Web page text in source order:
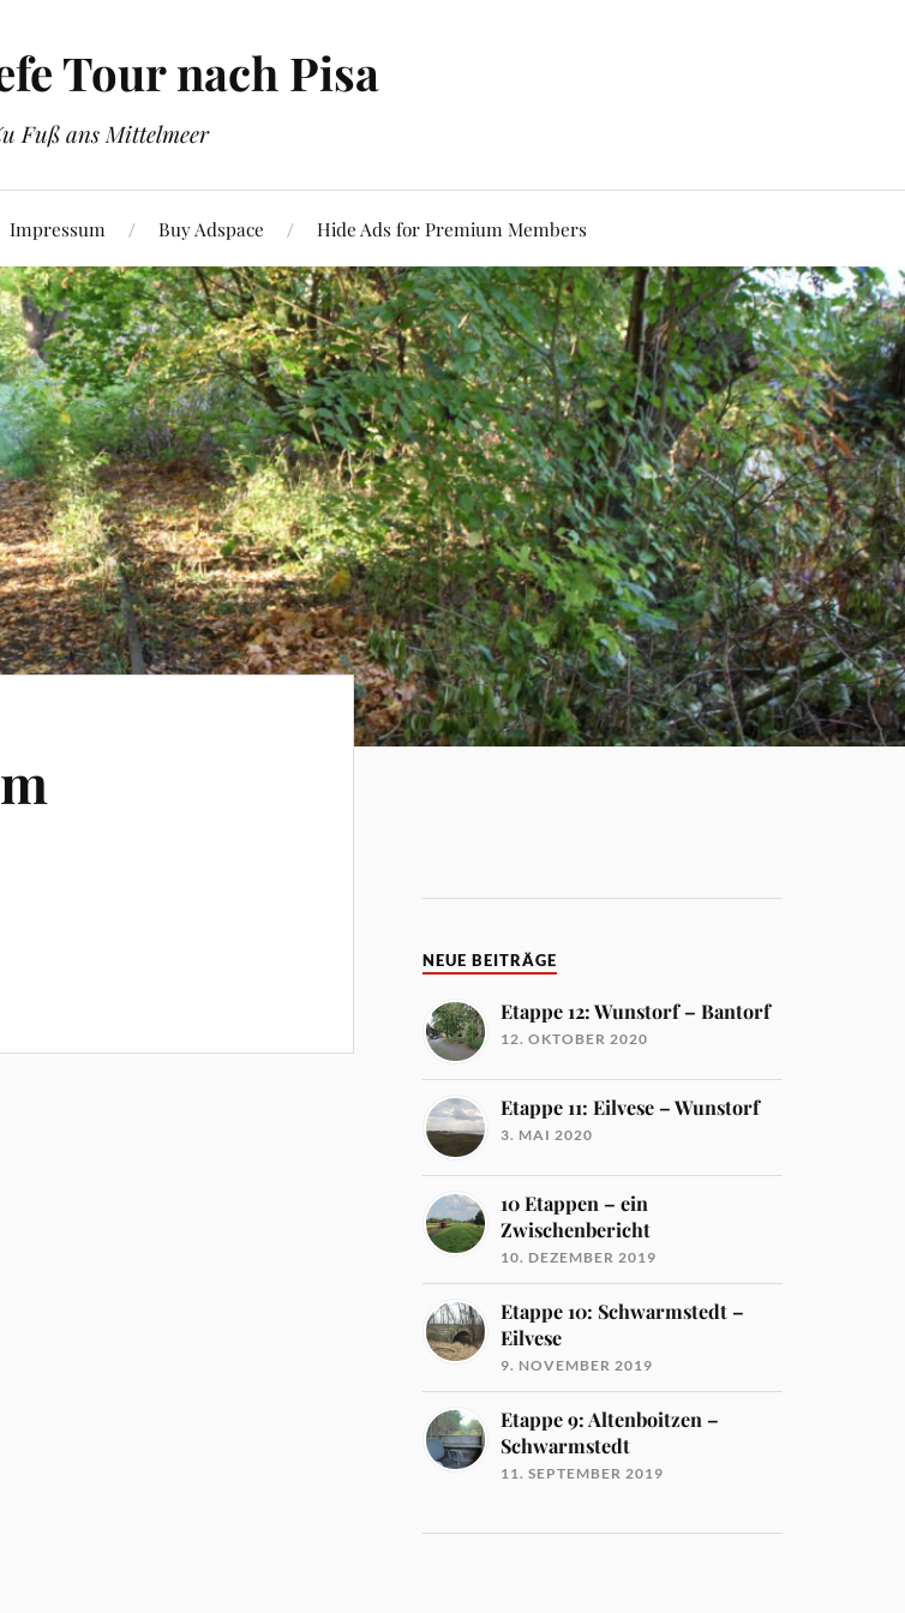
Tour nach Pisa
Fuß ans Mittelmeer
Impressum Buy Adspace Hide Ads for Premium Members
NEUE BEITRÄGE
Etappe 12: Wunstorf – Bantorf
12. OKTOBER 2020
Etappe 11: Eilvese – Wunstorf
3. MAI 2020
10 Etappen – ein
Zwischenbericht
10. DEZEMBER 2019
Etappe 10: Schwarmstedt –
Eilvese
9. NOVEMBER 2019
Etappe 9: Altenboitzen –
Schwarmstedt
11. SEPTEMBER 2019